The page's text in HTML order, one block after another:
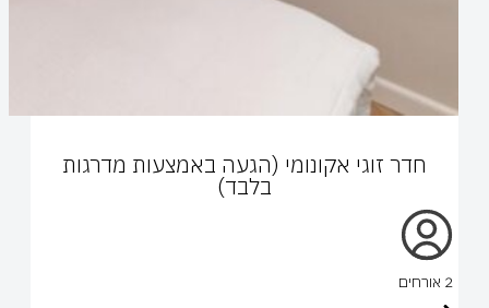
חדר זוגי אקונומי (הגעה באמצעות מדרגות
בלבד)
2 אורחים